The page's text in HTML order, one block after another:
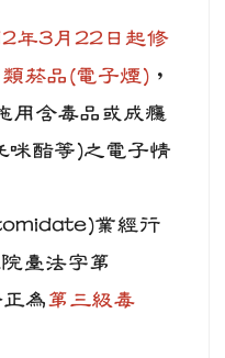
年3月22日起修
菸品(電子煙) ，
含毒品或成癮
咪酯等)之電子情
業經行
臺法字第
為第三級毒